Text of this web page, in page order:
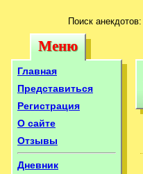
Поиск анекдотов:
Меню
Меню
Главная
Представиться
Регистрация
О сайте
Отзывы
Дневник